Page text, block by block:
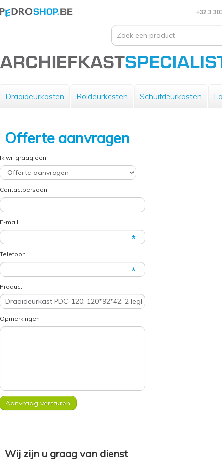
+32 3
Draaideurkasten Roldeurkasten Schuifdeurkasten
Offerte aanvragen
Ik wil graag een
Contactpersoon
E-mail
Telefoon
Product
Opmerkingen
Wij zijn u graag van dienst